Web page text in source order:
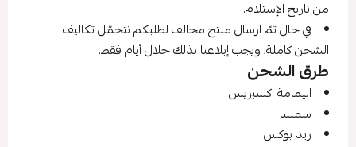
من تاريخ الإستلام.
في حال تمّ ارسال منتج مخالف لطلبكم نتحمّل تكاليف
الشحن كاملة، ويجب إبلاغنا بذلك خلال أيام فقط.
طرق الشحن
اليمامة اكسبريس
سمسا
ريد بوكس